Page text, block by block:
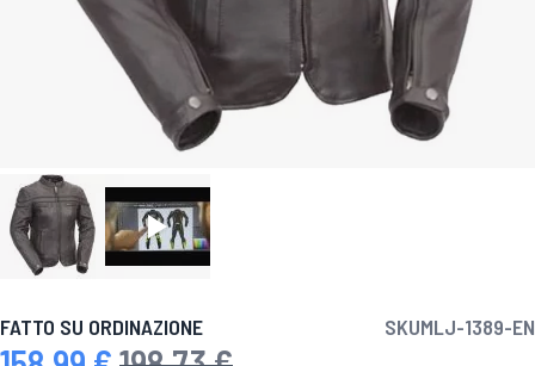
FATTO SU ORDINAZIONE SKUMLJ-1389-EN
Prezzo specialePrezzo predefinito